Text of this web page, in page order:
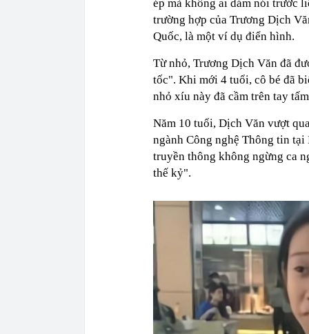
ép mà không ai dám nói trước
trường hợp của Trương Dịch
Quốc, là một ví dụ điển hình.
Từ nhỏ, Trương Dịch Văn đã
tốc". Khi mới 4 tuổi, cô bé đã
nhỏ xíu này đã cầm trên tay
Năm 10 tuổi, Dịch Văn vượt
ngành Công nghệ Thông tin
truyền thông không ngừng ca
thế kỷ".